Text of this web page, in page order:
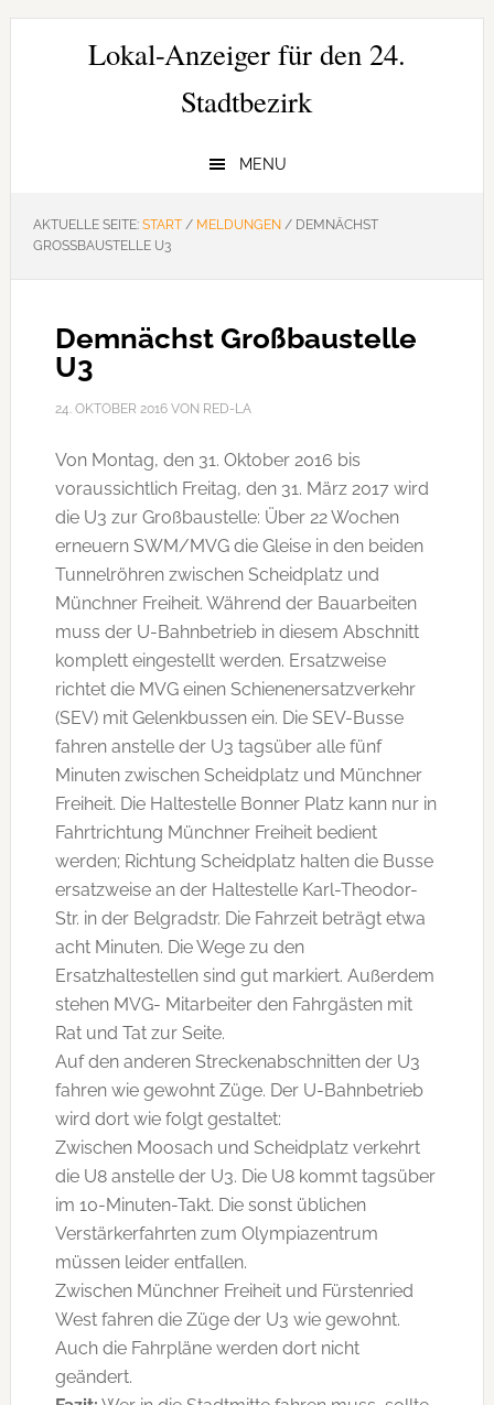
Zur
Hauptnavigation
Zum
Zur
SeitenspalteLokal-Anzeiger für den 24.
Stadtbezirk
MENU
AKTUELLE SEITE: START / MELDUNGEN /DEMNÄCHST
GROSSBAUSTELLE U3
Demnächst Großbaustelle
U3
24. OKTOBER 2016VON RED-LA
Von Montag, den 31. Oktober 2016 bis
voraussichtlich Freitag, den 31. März 2017 wird
die U3 zur Großbaustelle: Über 22 Wochen
erneuern SWM/MVG die Gleise in den beiden
Tunnelröhren zwischen Scheidplatz und
Münchner Freiheit. Während der Bauarbeiten
muss der U-Bahnbetrieb in diesem Abschnitt
komplett eingestellt werden. Ersatzweise
richtet die MVG einen Schienenersatzverkehr
(SEV) mit Gelenkbussen ein. Die SEV-Busse
fahren anstelle der U3 tagsüber alle fünf
Minuten zwischen Scheidplatz und Münchner
Freiheit. Die Haltestelle Bonner Platz kann nur in
Fahrtrichtung Münchner Freiheit bedient
werden; Richtung Scheidplatz halten die Busse
ersatzweise an der Haltestelle Karl-Theodor-
Str. in der Belgradstr. Die Fahrzeit beträgt etwa
acht Minuten. Die Wege zu den
Ersatzhaltestellen sind gut markiert. Außerdem
stehen MVG- Mitarbeiter den Fahrgästen mit
Rat und Tat zur Seite.
Auf den anderen Streckenabschnitten der U3
fahren wie gewohnt Züge. Der U-Bahnbetrieb
wird dort wie folgt gestaltet:
Zwischen Moosach und Scheidplatz verkehrt
die U8 anstelle der U3. Die U8 kommt tagsüber
im 10-Minuten-Takt. Die sonst üblichen
Verstärkerfahrten zum Olympiazentrum
müssen leider entfallen.
Zwischen Münchner Freiheit und Fürstenried
West fahren die Züge der U3 wie gewohnt.
Auch die Fahrpläne werden dort nicht
geändert.